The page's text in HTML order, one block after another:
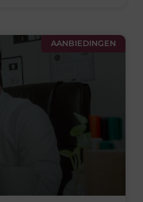
AANBIEDINGEN